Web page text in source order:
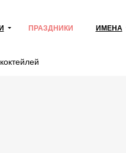
ПРАЗДНИКИ ИМЕНА